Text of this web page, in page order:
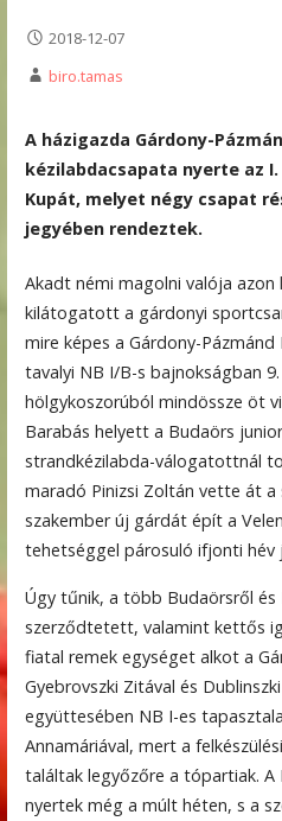
2018-12-07
biro.tamas
A házigazda Gárdony-
kézilabdacsapata nyerte az I.
Kupát, melyet négy csapat
jegyében rendeztek.
Akadt némi magolni valója azon
kilátogatott a gárdonyi
mire képes a Gárdony-
tavalyi NB I/B-s bajnokságban
hölgykoszorúból mindössze öt
Barabás helyett a Budaörs
strandkézilabda-válogatottnál
maradó Pinizsi Zoltán vette át a
szakember új gárdát épít a
tehetséggel párosuló ifjonti hév
Úgy tűnik, a több Budaörsről és
szerződtetett, valamint kettős
fiatal remek egységet alkot a
Gyebrovszki Zitával és
együttesében NB I-es
Annamáriával, mert a
találtak legyőzőre a tópartiak. A
nyertek még a múlt héten, s a